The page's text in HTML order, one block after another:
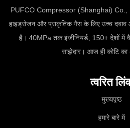
PUFCO Compressor (Shanghai) Co.,
हाइड्रोजन और प्राकृतिक गैस के लिए उच्च दबाव
है। 40MPa तक इंजीनियर्ड, 150+ देशों में
साझेदार। आज ही कोटि
त्वरित
मुख्यपृष्ठ
हमारे बारे में